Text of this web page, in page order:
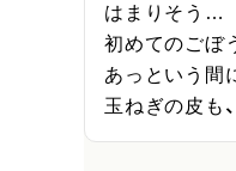
はまりそう…
初めてのごぼ
あっという間
玉ねぎの皮も